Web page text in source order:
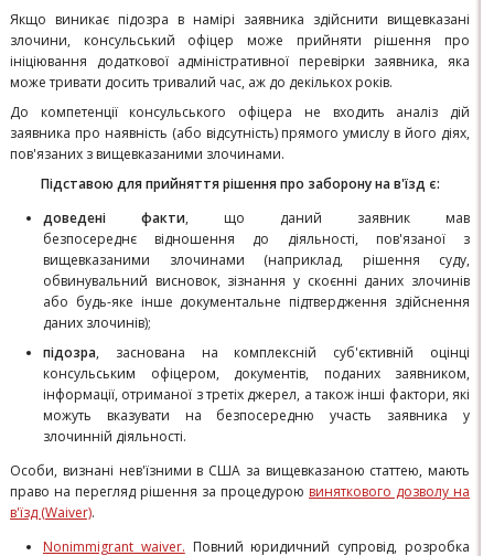
Якщо виникає підозра в намірі заявника здійснити вищевказані
злочини, консульський офіцер може прийняти рішення про
ініціювання додаткової адміністративної перевірки заявника, яка
може тривати досить тривалий час, аж до декількох років.
До компетенції консульського офіцера не входить аналіз дій
заявника про наявність (або відсутність) прямого умислу в його діях,
пов'язаних з вищевказаними злочинами.
Підставою для прийняття рішення про заборону на в'їзд є:
доведені факти, що даний заявник мав
безпосереднє відношення до діяльності, пов'язаної з
вищевказаними злочинами (наприклад, рішення суду,
обвинувальний висновок, зізнання у скоєнні даних злочинів
або будь-яке інше документальне підтвердження здійснення
даних злочинів);
підозра, заснована на комплексній суб'єктивній оцінці
консульським офіцером, документів, поданих заявником,
інформації, отриманої з третіх джерел, а також інші фактори, які
можуть вказувати на безпосередню участь заявника у
злочинній діяльності.
Особи, визнані нев'їзними в США за вищевказаною статтею, мають
право на перегляд рішення за процедурою виняткового дозволу на
в'їзд (Waiver).
Nonimmigrant waiver. Повний юридичний супровід, розробка